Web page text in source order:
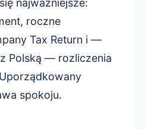
najważniejsze:
roczne
Tax Return i —
Polską — rozliczenia
spokoju.